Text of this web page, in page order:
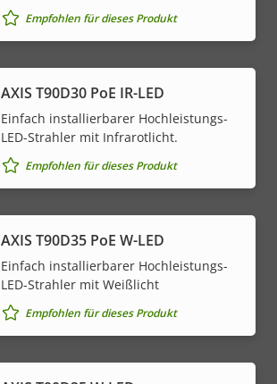
Empfohlen für dieses Produkt
AXIS T90D30 PoE IR-LED
Einfach installierbarer Hochleistungs-
LED-Strahler mit Infrarotlicht.
Empfohlen für dieses Produkt
AXIS T90D35 PoE W-LED
Einfach installierbarer Hochleistungs-
LED-Strahler mit Weißlicht
Empfohlen für dieses Produkt